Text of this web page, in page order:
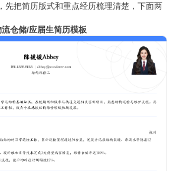
先把简历版式和重点经历梳理清楚，下面两
仓储/应届生简历模板